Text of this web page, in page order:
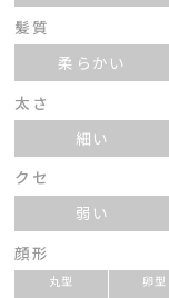
髪質
柔らかい
太さ
細い
クセ
弱い
顔形
丸型 卵型